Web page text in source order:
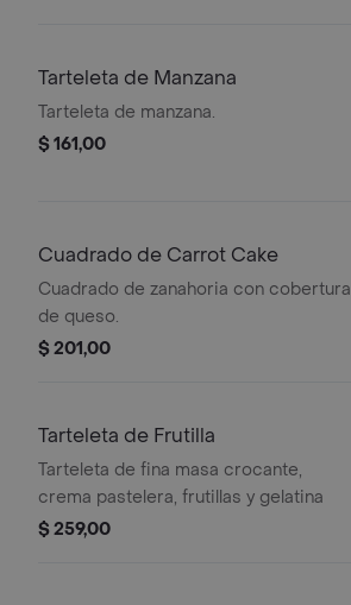
Tarteleta de Manzana
Tarteleta de manzana.
$ 161,00
Cuadrado de Carrot Cake
Cuadrado de zanahoria con cobertura
de queso.
$ 201,00
Tarteleta de Frutilla
Tarteleta de fina masa crocante,
crema pastelera, frutillas y gelatina
$ 259,00